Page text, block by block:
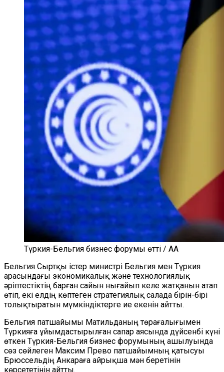
Түркия-Бельгия бизнес форумы өтті / AA
Бельгия Сыртқы істер министрі Бельгия мен Түркия
арасындағы экономикалық және технологиялық
әріптестіктің барған сайын нығайып келе жатқанын атап
өтіп, екі елдің көптеген стратегиялық салада бірін-бірі
толықтыратын мүмкіндіктерге ие екенін айтты.
Бельгия патшайымы Матильданың төрағалығымен
Түркияға ұйымдастырылған сапар аясында дүйсенбі күні
өткен Түркия-Бельгия бизнес форумының ашылуында
сөз сөйлеген Максим Прево патшайымның қатысуы
Брюссельдің Анкараға айрықша мән беретінін
көрсететінін айтты.